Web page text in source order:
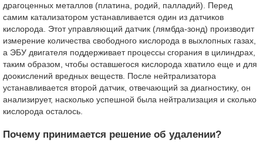
драгоценных металлов (платина, родий, палладий). Перед
самим катализатором устанавливается один из датчиков
кислорода. Этот управляющий датчик (лямбда-зонд) производит
измерение количества свободного кислорода в выхлопных газах,
а ЭБУ двигателя поддерживает процессы сгорания в цилиндрах,
таким образом, чтобы оставшегося кислорода хватило еще и для
доокислений вредных веществ. После нейтрализатора
устанавливается второй датчик, отвечающий за диагностику, он
анализирует, насколько успешной была нейтрализация и сколько
кислорода осталось.
Почему принимается решение об удалении?